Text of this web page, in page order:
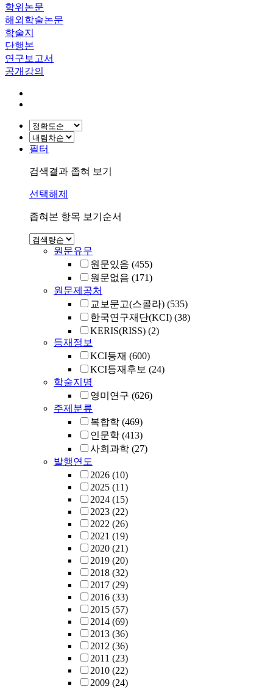
학위논문
해외학술논문
학술지
단행본
연구보고서
공개강의
필터
검색결과 좁혀 보기
선택해제
좁혀본 항목 보기순서
원문유무
원문있음 (455)
원문없음 (171)
원문제공처
교보문고(스콜라) (535)
한국연구재단(KCI) (38)
KERIS(RISS) (2)
등재정보
KCI등재 (600)
KCI등재후보 (24)
학술지명
영미연구 (626)
주제분류
복합학 (469)
인문학 (413)
사회과학 (27)
발행연도
2026 (10)
2025 (11)
2024 (15)
2023 (22)
2022 (26)
2021 (19)
2020 (21)
2019 (20)
2018 (32)
2017 (29)
2016 (33)
2015 (57)
2014 (69)
2013 (36)
2012 (36)
2011 (23)
2010 (22)
2009 (24)